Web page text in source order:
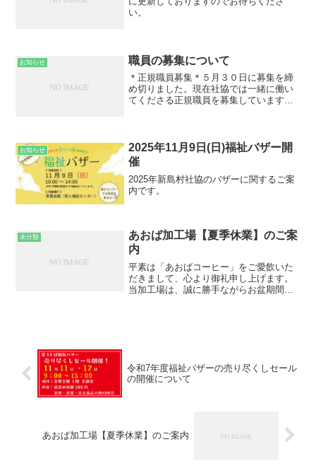
い。
お知らせ 職員の募集について
＊正規職員募集＊５月３０日に募集を締
め切りました。現在社協では一緒に働い
てくださる正規職員を募集しています。
＞【募集要綱】はこちらを...
お知らせ
2025年11月9日(日)福祉バザー開
催
2025年新島村社協のバザーに関するご案
内です。
未分類
あおば加工場【夏季休業】のご案
内
平素は「あおばコーヒー」をご愛飲いた
だきまして、心より御礼申し上げます。
当加工場は、誠に勝手ながらお盆期間を
令和7年度福祉バザーの売り尽くしセール
の開催について
あおば加工場【夏季休業】のご案内